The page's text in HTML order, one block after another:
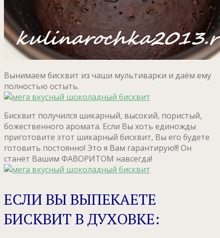
Вынимаем бисквит из чаши мультиварки и даём ему
полностью остыть.
Бисквит получился шикарный, высокий, пористый,
божественного аромата. Если Вы хоть единожды
приготовите этот шикарный бисквит, Вы его будете
готовить постоянно! Это я Вам гарантирую!!! Он
станет Вашим ФАВОРИТОМ навсегда!
ЕСЛИ ВЫ ВЫПЕКАЕТЕ
БИСКВИТ В ДУХОВКЕ: